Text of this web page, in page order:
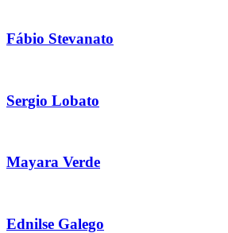
Fábio Stevanato
Sergio Lobato
Mayara Verde
Ednilse Galego